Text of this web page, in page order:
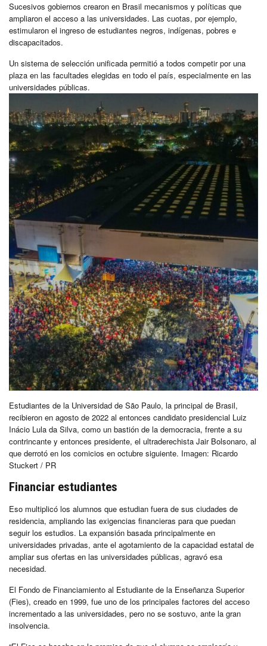
Sucesivos gobiernos crearon en Brasil mecanismos y políticas que
ampliaron el acceso a las universidades. Las cuotas, por ejemplo,
estimularon el ingreso de estudiantes negros, indígenas, pobres e
discapacitados.
Un sistema de selección unificada permitió a todos competir por una
plaza en las facultades elegidas en todo el país, especialmente en las
universidades públicas.
Estudiantes de la Universidad de São Paulo, la principal de Brasil,
recibieron en agosto de 2022 al entonces candidato presidencial Luiz
Inácio Lula da Silva, como un bastión de la democracia, frente a su
contrincante y entonces presidente, el ultraderechista Jair Bolsonaro, al
que derrotó en los comicios en octubre siguiente. Imagen: Ricardo
Stuckert / PR
Financiar estudiantes
Eso multiplicó los alumnos que estudian fuera de sus ciudades de
residencia, ampliando las exigencias financieras para que puedan
seguir los estudios. La expansión basada principalmente en
universidades privadas, ante el agotamiento de la capacidad estatal de
ampliar sus ofertas en las universidades públicas, agravó esa
necesidad.
El Fondo de Financiamiento al Estudiante de la Enseñanza Superior
(Fies), creado en 1999, fue uno de los principales factores del acceso
incrementado a las universidades, pero no se sostuvo, ante la gran
insolvencia.